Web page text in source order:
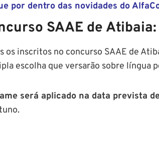
por dentro das novidades do
SAAE de
os inscritos no concurso SAAE de
escolha que versarão sobre língua
será aplicado na data prevista